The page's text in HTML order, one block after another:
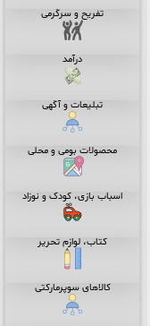
تفریح و سرگرمی
درآمد
تبلیعات و آگهی
محصولات بومی و محلی
اسباب بازی، کودک و نوزاد
کتاب، لوازم تحریر
کالاهای سوپرمارکتی